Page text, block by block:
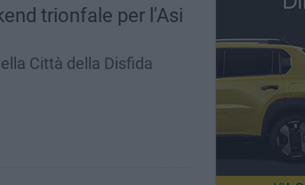
trionfale per l'Asi
Città della Disfida